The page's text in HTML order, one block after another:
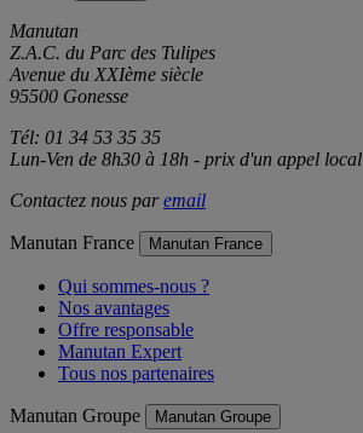
Manutan
Z.A.C. du Parc des Tulipes
Avenue du XXIème siècle
95500 Gonesse
Tél: 01 34 53 35 35
Lun-Ven de 8h30 à 18h - prix d'un appel local
Contactez nous paremail
Manutan France Manutan France
Qui sommes-nous ?
Nos avantages
Offre responsable
Manutan Expert
Tous nos partenaires
Manutan Groupe Manutan Groupe